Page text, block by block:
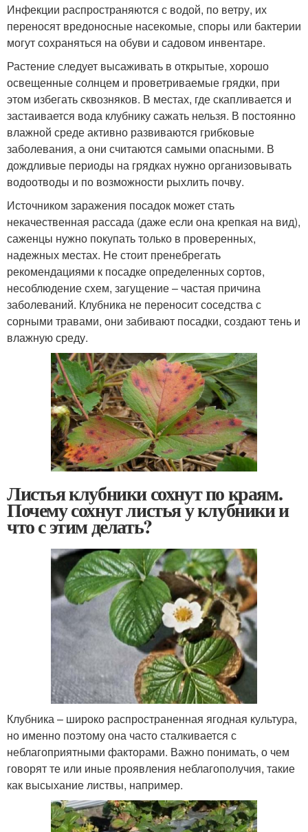
Инфекции распространяются с водой, по ветру, их
переносят вредоносные насекомые, споры или бактерии
могут сохраняться на обуви и садовом инвентаре.
Растение следует высаживать в открытые, хорошо
освещенные солнцем и проветриваемые грядки, при
этом избегать сквозняков. В местах, где скапливается и
застаивается вода клубнику сажать нельзя. В постоянно
влажной среде активно развиваются грибковые
заболевания, а они считаются самыми опасными. В
дождливые периоды на грядках нужно организовывать
водоотводы и по возможности рыхлить почву.
Источником заражения посадок может стать
некачественная рассада (даже если она крепкая на вид),
саженцы нужно покупать только в проверенных,
надежных местах. Не стоит пренебрегать
рекомендациями к посадке определенных сортов,
несоблюдение схем, загущение – частая причина
заболеваний. Клубника не переносит соседства с
сорными травами, они забивают посадки, создают тень и
влажную среду.
Листья клубники сохнут по краям.
Почему сохнут листья у клубники и
что с этим делать?
Клубника – широко распространенная ягодная культура,
но именно поэтому она часто сталкивается с
неблагоприятными факторами. Важно понимать, о чем
говорят те или иные проявления неблагополучия, такие
как высыхание листвы, например.